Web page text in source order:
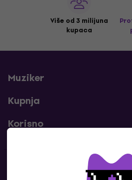
Više od 3 milijuna
kupaca
Muziker
Kupnja
Korisno
Kontakti